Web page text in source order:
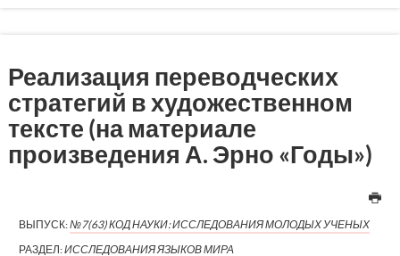
Реализация переводческих
стратегий в художественном
тексте (на материале
произведения А. Эрно «Годы»)
ВЫПУСК:№7(63) КОД НАУКИ: ИССЛЕДОВАНИЯ МОЛОДЫХ УЧЕНЫХ
РАЗДЕЛ:ИССЛЕДОВАНИЯ ЯЗЫКОВ МИРА